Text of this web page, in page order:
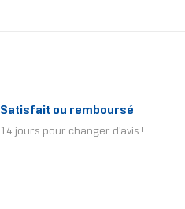
Satisfait ou remboursé
14 jours pour changer d'avis !